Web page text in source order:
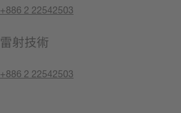
+886 2 22542503
雷射技術
+886 2 22542503